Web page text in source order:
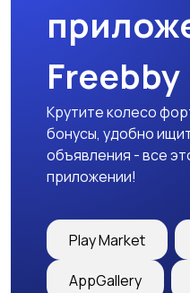
Freebby
Крутите колесо
бонусы, удобно
объявления - все
приложении!
Play Market
AppGallery